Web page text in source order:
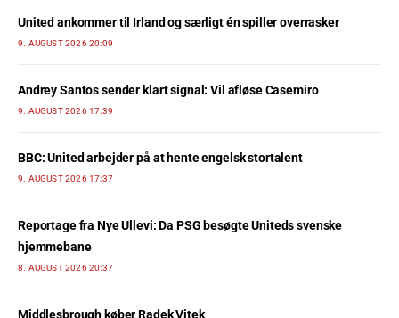
United ankommer til Irland og særligt én spiller overrasker
9. AUGUST 2026 20:09
Andrey Santos sender klart signal: Vil afløse Casemiro
9. AUGUST 2026 17:39
BBC: United arbejder på at hente engelsk stortalent
9. AUGUST 2026 17:37
Reportage fra Nye Ullevi: Da PSG besøgte Uniteds svenske
hjemmebane
8. AUGUST 2026 20:37
Middlesbrough køber Radek Vitek